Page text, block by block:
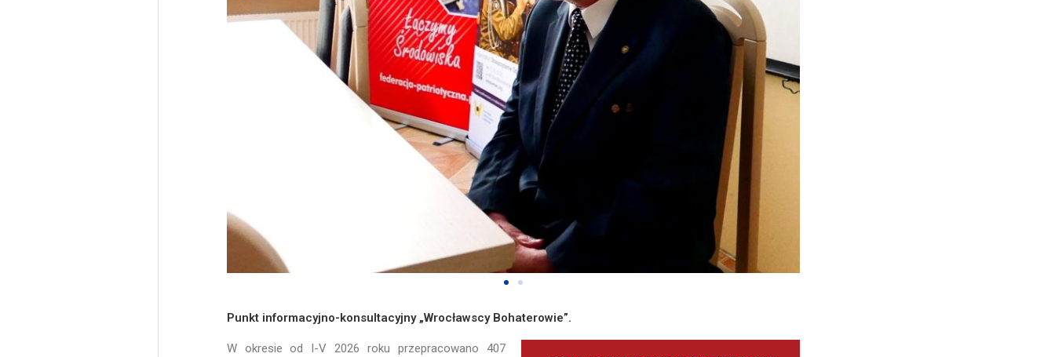
Punkt informacyjno-konsultacyjny „Wrocławscy Bohaterowie”.
W okresie od I-V 2026 roku przepracowano 407